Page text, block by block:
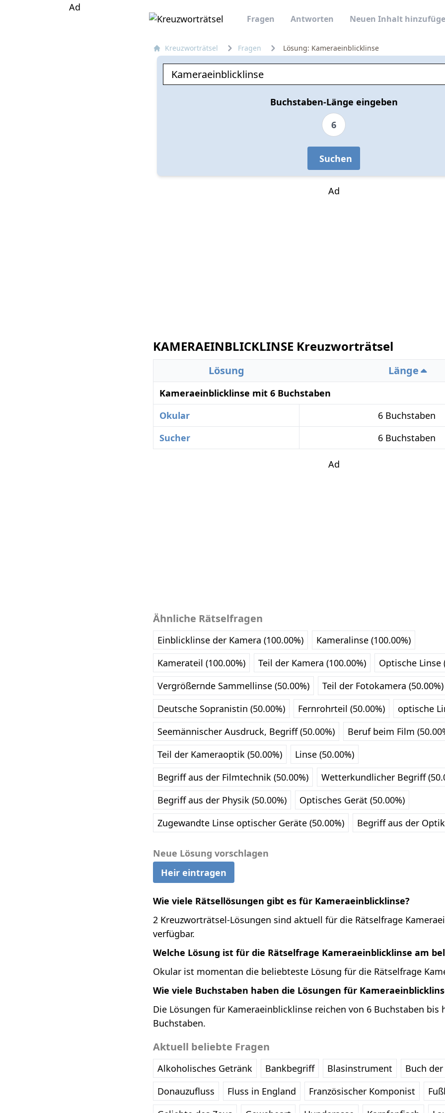
Fragen Antworten Neuen Inhalt
Ad
Kreuzworträtsel Fragen Lösung: Kameraeinblicklinse
Buchstaben-Länge eingeben
6
Suchen
Ad
KAMERAEINBLICKLINSE Kreuzworträtsel
Lösung Länge
Kameraeinblicklinse mit 6 Buchstaben
Okular
6 Buchstaben
Sucher
6 Buchstaben
Ad
Ähnliche Rätselfragen
Einblicklinse der Kamera (100.00%)
Kameralinse (100.00%)
Kamerateil (100.00%)
Teil der Kamera (100.00%)
Optische Linse
Vergrößernde Sammellinse (50.00%)
Teil der Fotokamera (50.00%)
Deutsche Sopranistin (50.00%)
Fernrohrteil (50.00%)
optische
Seemännischer Ausdruck, Begriff (50.00%)
Beruf beim Film
Teil der Kameraoptik (50.00%)
Linse (50.00%)
Begriff aus der Filmtechnik (50.00%)
Wetterkundlicher Begriff
Begriff aus der Physik (50.00%)
Optisches Gerät (50.00%)
Zugewandte Linse optischer Geräte (50.00%)
Begriff aus der Optik
Neue Lösung vorschlagen
Heir eintragen
Wie viele Rätsellösungen gibt es für Kameraeinblicklinse?
2 Kreuzworträtsel-Lösungen sind aktuell für die Rätselfrage
verfügbar.
Welche Lösung ist für die Rätselfrage Kameraeinblicklinse am
Okular ist momentan die beliebteste Lösung für die Rätselfrage
Wie viele Buchstaben haben die Lösungen für
Die Lösungen für Kameraeinblicklinse reichen von 6 Buchstaben bis
Buchstaben.
Aktuell beliebte Fragen
Alkoholisches Getränk Bankbegriff Blasinstrument
Buch
Donauzufluss
Fluss in England Französischer Komponist